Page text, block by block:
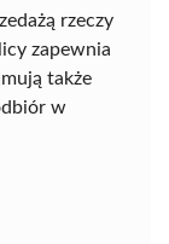
rzeczy
zapewnia
także
w